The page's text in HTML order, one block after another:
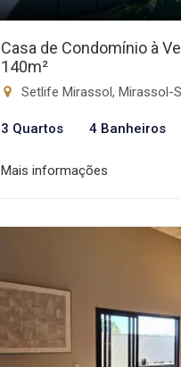
Casa de Condomínio à
140m²
Setlife Mirassol, Mirassol-
3 Quartos 4 Banheiros
Mais informações